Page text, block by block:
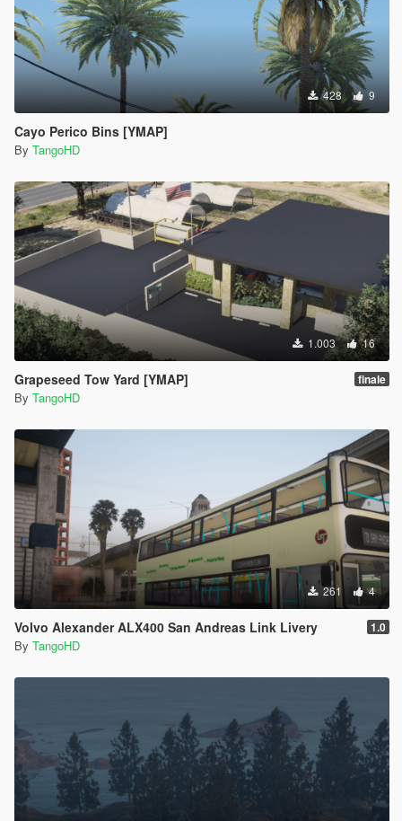
428 9
Cayo Perico Bins [YMAP]
By TangoHD
1.003 16
Grapeseed Tow Yard [YMAP] finale
By TangoHD
261 4
Volvo Alexander ALX400 San Andreas Link Livery 1.0
By TangoHD